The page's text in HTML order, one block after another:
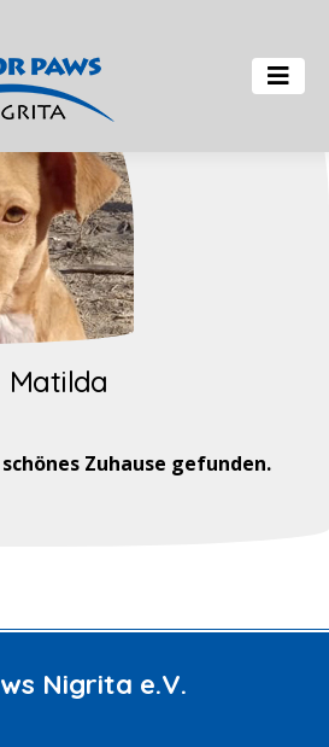
Matilda
Zuhause gefunden.
Nigrita e.V.